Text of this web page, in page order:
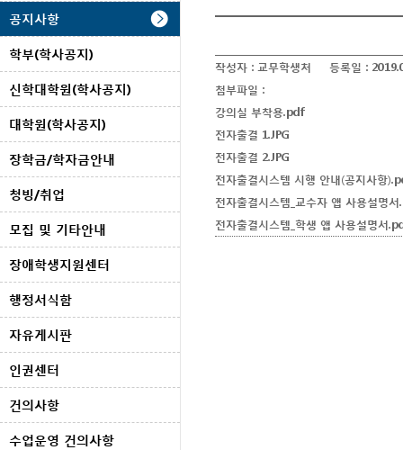
공지사항
학부(학사공지)
신학대학원(학사공지)
대학원(학사공지)
장학금/학자금안내
청빙/취업
모집 및 기타안내
장애학생지원센터
행정서식함
자유게시판
인권센터
건의사항
수업운영 건의사항
작성자 : 교무학생처 등록일 :
첨부파일 :
강의실 부착용.pdf
전자출결 1.JPG
전자출결 2.JPG
전자출결시스템 시행 안내(공지사항
전자출결시스템_교수자 앱 사용설명
전자출결시스템_학생 앱 사용설명서